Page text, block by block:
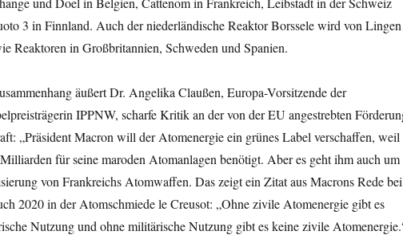
3 in Finnland. Auch der niederländische Reaktor Borssele wird von Lingen
Reaktoren in Großbritannien, Schweden und Spanien.
äußert Dr. Angelika Claußen, Europa-Vorsitzende der
IPPNW, scharfe Kritik an der von der EU angestrebten
„Präsident Macron will der Atomenergie ein grünes Label verschaffen, weil
für seine maroden Atomanlagen benötigt. Aber es geht ihm auch um
von Frankreichs Atomwaffen. Das zeigt ein Zitat aus Macrons Rede bei
2020 in der Atomschmiede le Creusot: „Ohne zivile Atomenergie gibt es
Nutzung und ohne militärische Nutzung gibt es keine zivile